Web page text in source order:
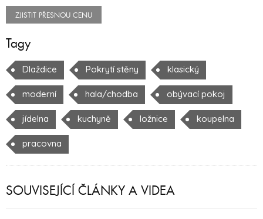
ZJISTIT PŘESNOU CENU
Tagy
Dlaždice Pokrytí stěny klasický
moderní hala/chodba obývací pokoj
jídelna kuchyně ložnice koupelna
pracovna
SOUVISEJÍCÍ ČLÁNKY A VIDEA